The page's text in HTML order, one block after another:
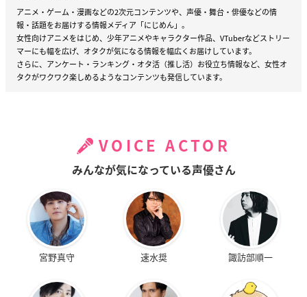
アニメ・ゲーム・漫画などの2次元コンテンツや、声優・舞台・俳優などの情
報・話題をお届けする情報メディア「にじめん」。
女性向けアニメをはじめ、少年アニメやキャラクター作品、VTuberなどストリー
マーにも幅を広げ、オタクが気になる情報を幅広くお届けしています。
さらに、アンケート・ランキング・オタ活（推し活）お役立ち情報など、女性オ
タクがワクワク楽しめるようなコンテンツも発信しています。
VOICE ACTOR
みんなが気になっている声優さん
宮野真守 速水奨 諏訪部順一